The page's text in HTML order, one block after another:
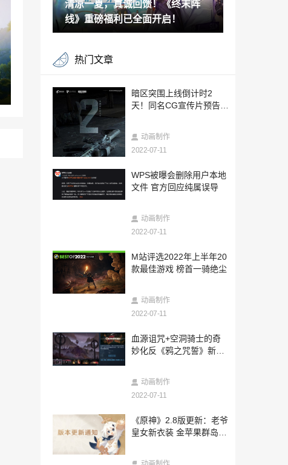
剑网3缘起巴蜀风云定档7月28日 预热活动
今日开启
2022-07-11
苹果群岛开放
《泰拉瑞亚》公布图画小说系列 2022年Q
3推出第一期
2022-07-11
《最后的生还者》PS5版8月26日开始预载
9月2日发售
2022-07-11
周杰伦账号被差评淹没：被逼删除动态、
审核评论
2022-07-11
周一内涵囧图云飞系列 美女看到镜子就走
海贼王动画电影《FILM RED》新海报 确
定推IMAX版
2022-07-11
罗永浩官宣新创业公司：目标AR 不看好苹
Steam 一周销量榜：Steam Deck 六连
冠，生存游戏《Raft》第二
三国杀文化月七月开启，游卡升维文化IP
2022-07-11
清凉一夏，真诚回馈！《终末阵线》重磅
福利已全面开启！
2022-07-11
清凉一夏，真诚回馈！《终末阵
线》重磅福利已全面开启！
热门文章
暗区突围上线倒计时2
天！同名CG宣传片预告曝
动画制作
2022-07-11
WPS被曝会删除用户本地
文件 官方回应纯属误导
动画制作
2022-07-11
M站评选2022年上半年20
款最佳游戏 榜首一骑绝尘
动画制作
2022-07-11
血源诅咒+空洞骑士的奇
妙化反《鸦之咒誓》新预
动画制作
2022-07-11
《原神》2.8版更新：老爷
皇女新衣装 金苹果群岛开